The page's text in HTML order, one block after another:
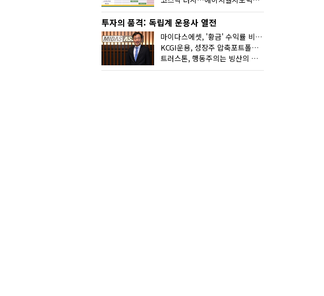
투자의 품격: 독립계 운용사 열전
마이다스에셋, '황금' 수익률 비결은 '꾸준함'
KCGI운용, 성장주 압축포트폴리오로 새 길을 그리다
트러스톤, 행동주의는 빙산의 일각...진정한 힘은 '주식형 강자'